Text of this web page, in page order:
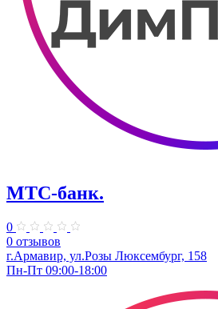
МТС-банк.
0
0 отзывов
г.Армавир, ул.Розы Люксембург, 158
Пн-Пт 09:00-18:00